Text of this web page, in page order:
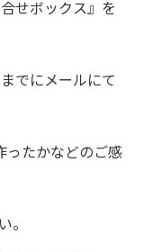
せボックス』を
でにメールにて
ったかなどのご感
。